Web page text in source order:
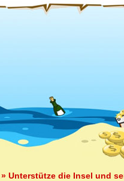
» Unterstütze die Insel und